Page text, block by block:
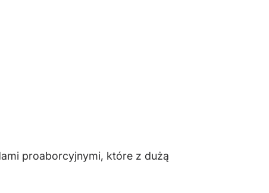
proaborcyjnymi, które z dużą